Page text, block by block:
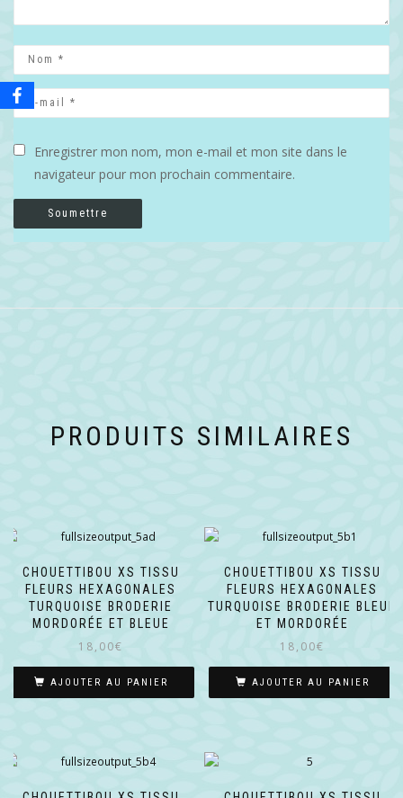
Enregistrer mon nom, mon e-mail et mon site dans le
navigateur pour mon prochain commentaire.
PRODUITS SIMILAIRES
CHOUETTIBOU XS TISSU
FLEURS HEXAGONALES
TURQUOISE BRODERIE
MORDORÉE ET BLEUE
18,00€
AJOUTER AU PANIER
CHOUETTIBOU XS TISSU
FLEURS HEXAGONALES
TURQUOISE BRODERIE BLEUE
ET MORDORÉE
18,00€
AJOUTER AU PANIER